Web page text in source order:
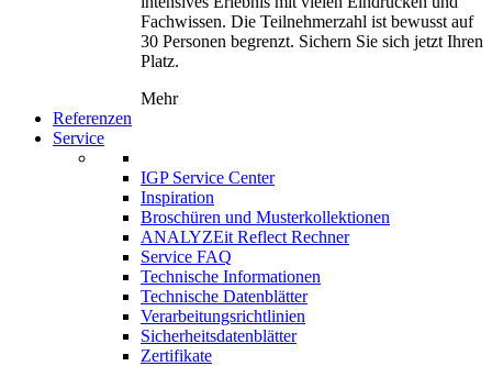
Fachwissen. Die Teilnehmerzahl ist bewusst auf
30 Personen begrenzt. Sichern Sie sich jetzt Ihren
Platz.
Mehr
Referenzen
Service
IGP Service Center
Inspiration
Broschüren und Musterkollektionen
ANALYZEit Reflect Rechner
Service FAQ
Technische Informationen
Technische Datenblätter
Verarbeitungsrichtlinien
Sicherheitsdatenblätter
Zertifikate